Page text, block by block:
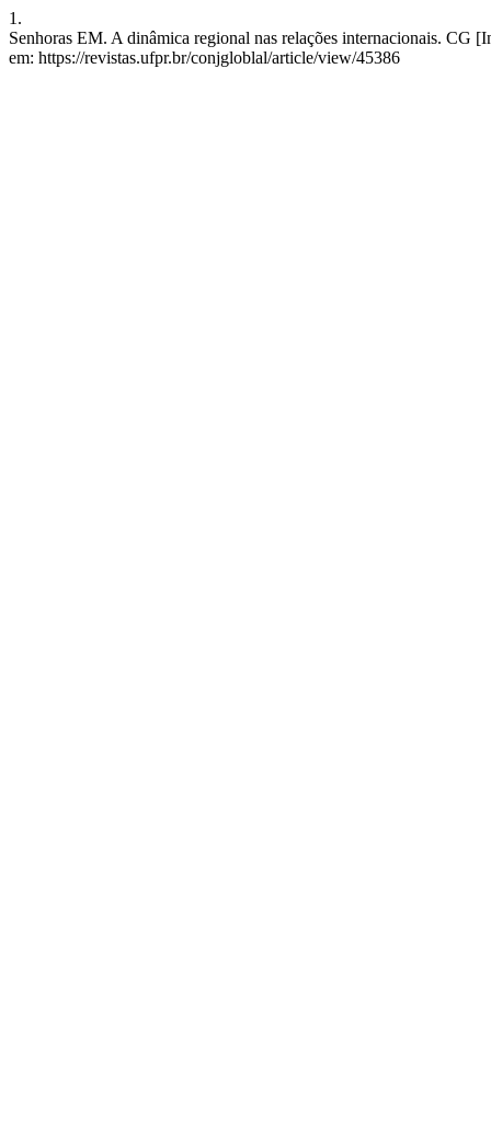
1.
Senhoras EM. A dinâmica regional nas relações internacionais. CG
em: https://revistas.ufpr.br/conjgloblal/article/view/45386